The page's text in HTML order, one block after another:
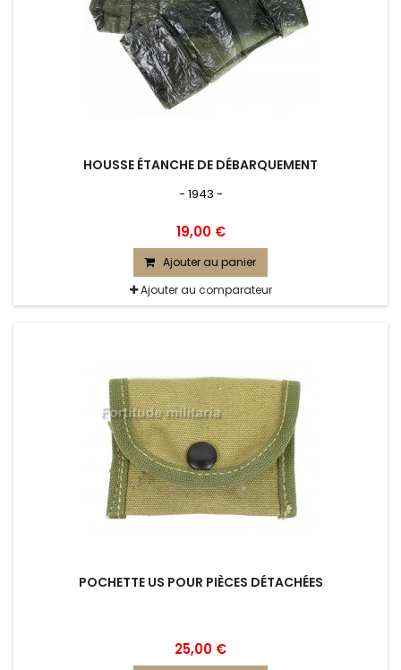
HOUSSE ÉTANCHE DE DÉBARQUEMENT
- 1943 -
19,00 €
Ajouter au panier
Ajouter au comparateur
POCHETTE US POUR PIÈCES DÉTACHÉES
25,00 €